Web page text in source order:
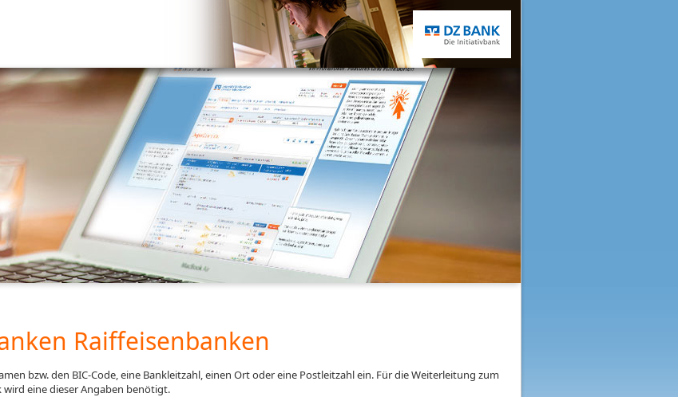
Raiffeisenbanken
bzw. den BIC-Code, eine Bankleitzahl, einen Ort oder eine Postleitzahl ein. Für die Weiterleitung zum
eine dieser Angaben benötigt.